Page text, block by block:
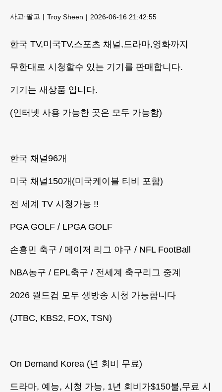
사고·팔고 Troy Sheen 2026-06-16 21:42:55
한국 TV,미국TV,스포츠 채널,드라마,영화까지
무한대로 시청할수 있는 기기를 판매합니다.
기기는 새상품 입니다.
(인터넷 사용 가능한 곳은 모두 가능함)
한국 채널96개
미국 채널150개(미국케이블 티비 포함)
전 세계 TV 시청가능 !!
PGA GOLF / LPGA GOLF
손흥민 축구 / 메이저 리그 야구 / NFL FootBall
NBA농구 / EPL축구 / 전세계 축구리그 중계
2026 월드컵 모두 생방송 시청 가능합니다
(JTBC, KBS2, FOX, TSN)
On Demand Korea (년 회비 무료)
드라마, 예능, 시청 가능, 1년 회비가$150불,무료 시